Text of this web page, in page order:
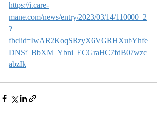
https://i.care-
mane.com/news/entry/2023/03/14/110000_2
?
fbclid=IwAR2KoqSRzyX6VGRHXubYhfe
DNSf_BbXM_Ybni_ECGraHC7fdB07wzc
abzIk